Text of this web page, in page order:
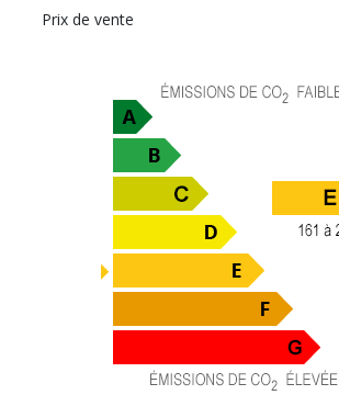
Prix de vente